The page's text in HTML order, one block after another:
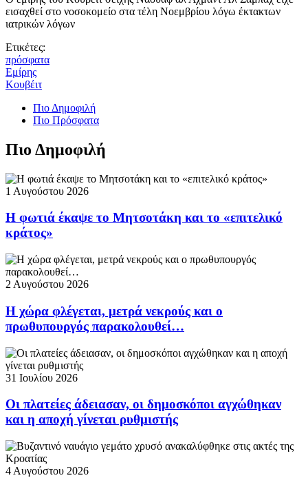
εισαχθεί στο νοσοκομείο στα τέλη Νοεμβρίου λόγω έκτακτων
ιατρικών λόγων
Ετικέτες:
πρόσφατα
Εμίρης
Κουβέιτ
Πιο Δημοφιλή
Πιο Πρόσφατα
Πιο Δημοφιλή
1 Αυγούστου 2026
Η φωτιά έκαψε το Μητσοτάκη και το «επιτελικό
κράτος»
2 Αυγούστου 2026
Η χώρα φλέγεται, μετρά νεκρούς και ο
πρωθυπουργός παρακολουθεί…
31 Ιουλίου 2026
Οι πλατείες άδειασαν, οι δημοσκόποι αγχώθηκαν
και η αποχή γίνεται ρυθμιστής
4 Αυγούστου 2026